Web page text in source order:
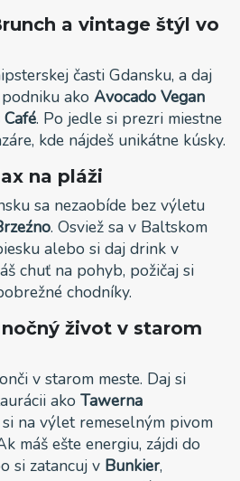
a vintage štýl vo
časti Gdansku, a daj
ako Avocado Vegan
. Po jedle si prezri miestne
kde nájdeš unikátne kúsky.
na pláži
sa nezaobíde bez výletu
. Osviež sa v Baltskom
alebo si daj drink v
chuť na pohyb, požičaj si
chodníky.
nočný život v starom
v starom meste. Daj si
ako Tawerna
na výlet remeselným pivom
máš ešte energiu, zájdi do
si zatancuj v Bunkier,